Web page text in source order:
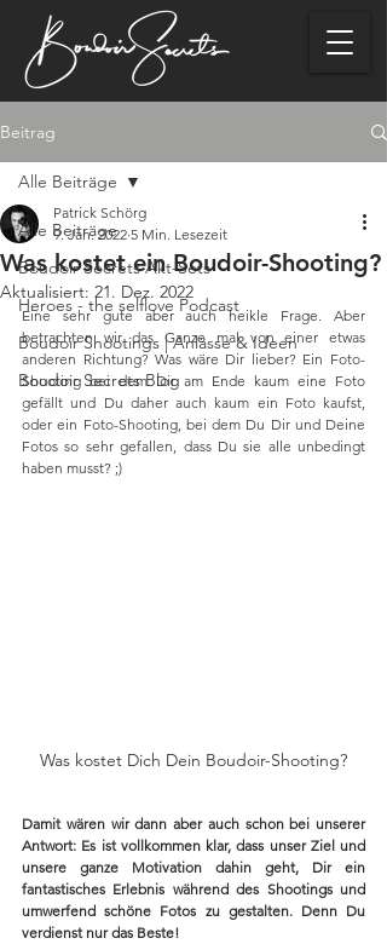
Beitrag
Alle Beiträge
Boudoir Secrets Akt-Sets
Heroes - the selflove Podcast
Boudoir Shootings | Anlässe & Ideen
Boudoir Secrets Blog
Alle Beiträge
Was kostet ein Boudoir-Shooting?
Patrick Schörg
9. Jan. 2022 5 Min. Lesezeit
Aktualisiert: 21. Dez. 2022
Eine sehr gute aber auch heikle Frage. Aber
betrachten wir das Ganze mal von einer etwas
anderen Richtung? Was wäre Dir lieber? Ein Foto-
Shooting bei dem Dir am Ende kaum eine Foto
gefällt und Du daher auch kaum ein Foto kaufst,
oder ein Foto-Shooting, bei dem Du Dir und Deine
Fotos so sehr gefallen, dass Du sie alle unbedingt
haben musst? ;)
Was kostet Dich Dein Boudoir-Shooting?
Damit wären wir dann aber auch schon bei unserer
Antwort: Es ist vollkommen klar, dass unser Ziel und
unsere ganze Motivation dahin geht, Dir ein
fantastisches Erlebnis während des Shootings und
umwerfend schöne Fotos zu gestalten. Denn Du
verdienst nur das Beste!